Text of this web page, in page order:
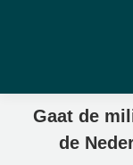
Gaat de
de